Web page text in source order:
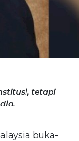
tetapi
buka-